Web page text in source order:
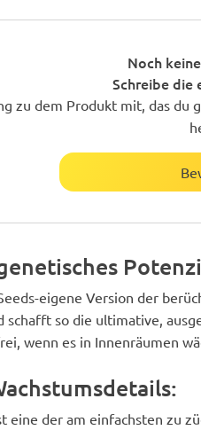
Noch
Schreibe die
zu dem Produkt mit, das du
eigene Version der
schafft so die ultimative,
wenn es in Innenräumen
eine der am einfachsten zu